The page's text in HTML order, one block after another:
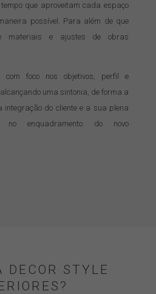
que aproveitam cada espaço
possível. Para além de que
materiais e ajustes de obras
com foco nos objetivos, perfil e
uma sintonia, de forma a
integração do cliente e a sua plena
no enquadramento do novo
DECOR STYLE